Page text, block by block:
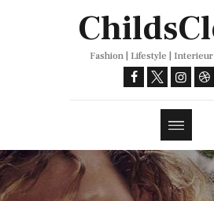
Fashion | Lifestyle |